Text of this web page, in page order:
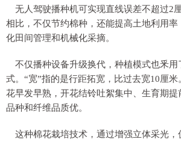
无人驾驶播种机可实现直线误差不超过2
相比，不仅节约棉种，还能提高土地利用
化田间管理和机械化采摘。
不仅播种设备升级换代，种植模式也釆用
式。“宽”指的是行距拓宽，比过去宽10厘米
花早发早熟，开花结铃吐絮集中、生育期提
品种和纤维品质优。
这种棉花栽培技术，通过增强立体采光